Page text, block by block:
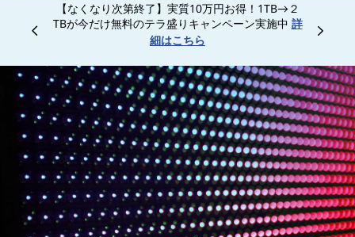
ッ
す
る
【なくなり次第終了】実質10万円お得！1TB→２
TBが今だけ無料のテラ盛りキャンペーン実施中 詳
細はこちらCurrently displaying item 3 of